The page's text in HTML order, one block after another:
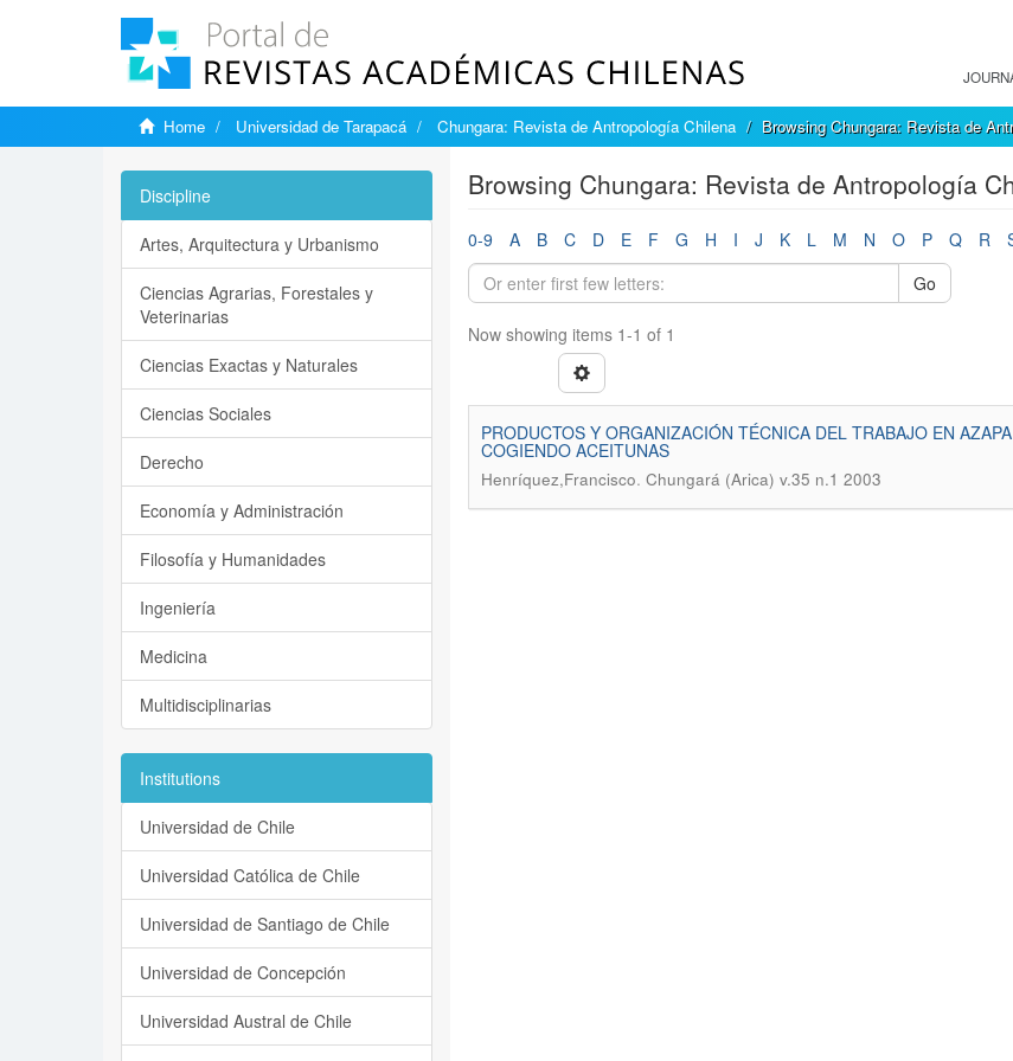
Home Universidad de Tarapacá Chungara: Revista de Antropología Chilena Browsing Chungara: Revista de
Browsing Chungara: Revista de Antropología
0-9 A B C D E F G H I J K L M N O P Q R
Go
Now showing items 1-1 of 1
PRODUCTOS Y ORGANIZACIÓN TÉCNICA DEL TRABAJO EN
COGIENDO ACEITUNAS
Henríquez,Francisco. Chungará (Arica) v.35 n.1 2003
Discipline
Artes, Arquitectura y Urbanismo
Ciencias Agrarias, Forestales y
Veterinarias
Ciencias Exactas y Naturales
Ciencias Sociales
Derecho
Economía y Administración
Filosofía y Humanidades
Ingeniería
Medicina
Multidisciplinarias
Institutions
Universidad de Chile
Universidad Católica de Chile
Universidad de Santiago de Chile
Universidad de Concepción
Universidad Austral de Chile